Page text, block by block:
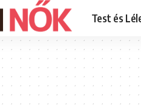
Test és